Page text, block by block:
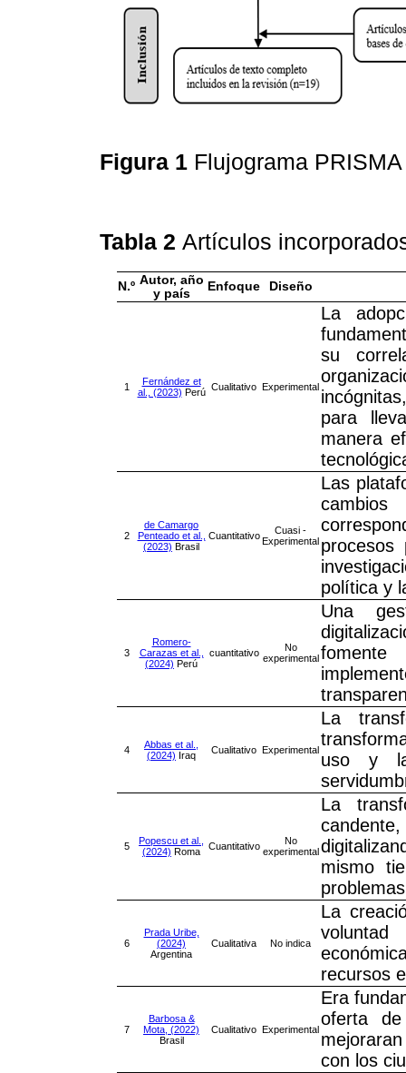
Figura 1 Flujograma
Tabla 2 Artículos
N.º Autor, año
y país
Enfoque Diseño
1
Fernández et
al., (2023) Perú Cualitativo Experimental
La
su
para
manera
2
de Camargo
Penteado et al.,
(2023) Brasil
Cuantitativo
Cuasi -
Experimental
Las
política y
3
Romero-
Carazas et al.,
(2024) Perú
cuantitativo
No
experimental
Una
4
Abbas et al.,
(2024) Iraq Cualitativo Experimental
La
uso y
5
Popescu et al.,
(2024) Roma Cuantitativo
No
experimental
La
mismo
6
Prada Uribe,
(2024)
Argentina
Cualitativa No indica
La
recursos
7
Barbosa &
Mota, (2022)
Brasil
Cualitativo Experimental
Era
oferta
con los